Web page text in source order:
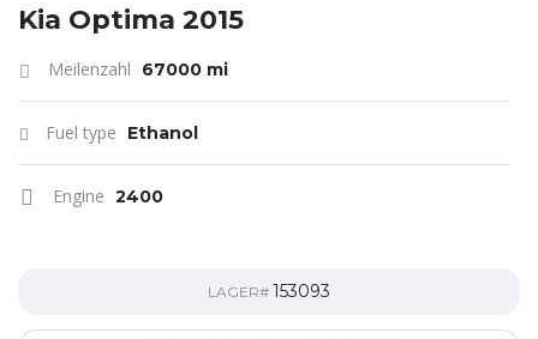
Kia Optima 2015
Meilenzahl 67000 mi
Fuel type Ethanol
Engine 2400
LAGER# 153093